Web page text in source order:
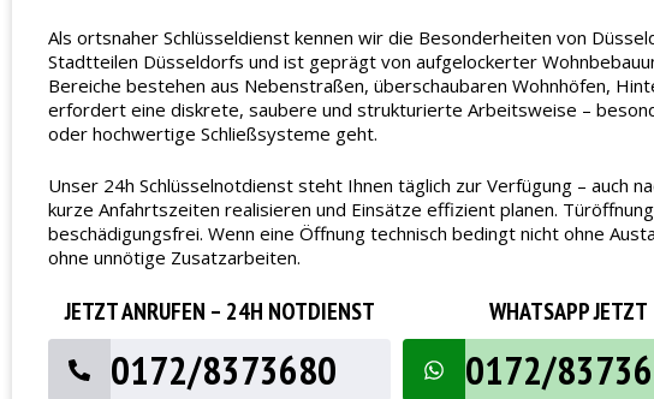
Als ortsnaher Schlüsseldienst kennen wir die Besonderheiten von
Stadtteilen Düsseldorfs und ist geprägt von aufgelockerter
Bereiche bestehen aus Nebenstraßen, überschaubaren Wohnhöfen,
erfordert eine diskrete, saubere und strukturierte Arbeitsweise –
oder hochwertige Schließsysteme geht.
Unser 24h Schlüsselnotdienst steht Ihnen täglich zur Verfügung – auch
kurze Anfahrtszeiten realisieren und Einsätze effizient planen.
beschädigungsfrei. Wenn eine Öffnung technisch bedingt nicht ohne
ohne unnötige Zusatzarbeiten.
JETZT ANRUFEN – 24H NOTDIENST
0172/8373680
WHATSAPP JETZT
0172/